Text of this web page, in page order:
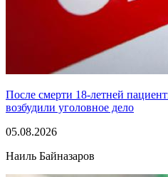
После смерти 18-летней
возбудили уголовное дело
05.08.2026
Наиль Байназаров